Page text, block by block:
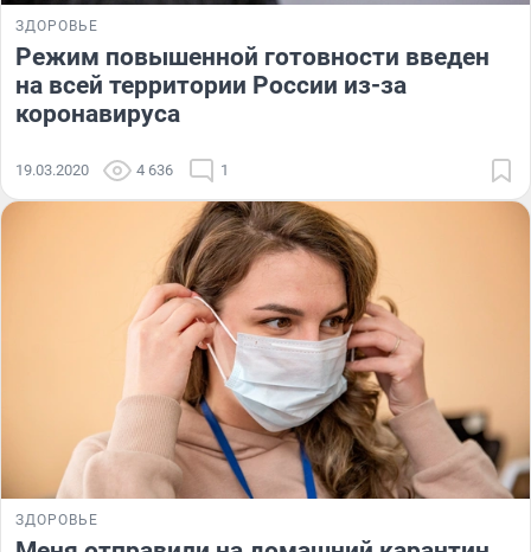
ЗДОРОВЬЕ
Режим повышенной готовности введен
на всей территории России из-за
коронавируса
19.03.2020 4 636 1
ЗДОРОВЬЕ